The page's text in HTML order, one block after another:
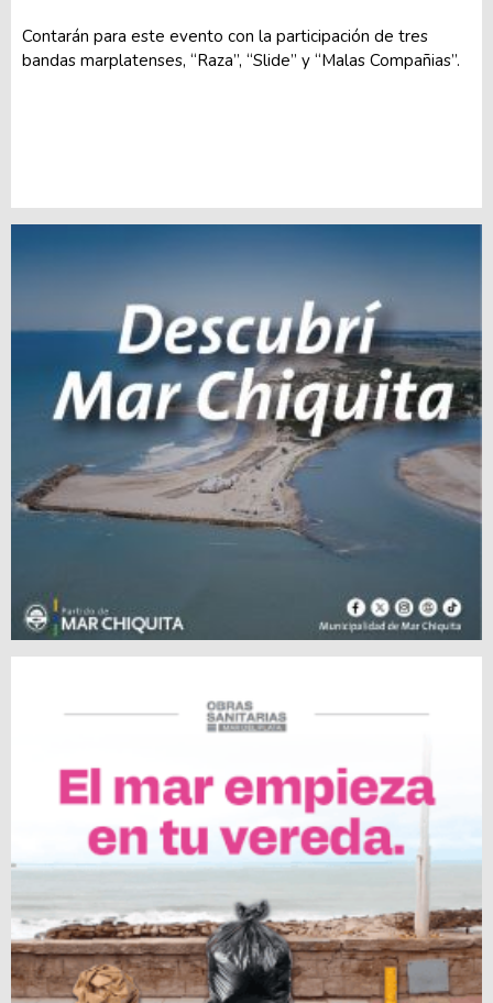
Contarán para este evento con la participación de tres
bandas marplatenses, “Raza”, “Slide” y “Malas Compañias”.